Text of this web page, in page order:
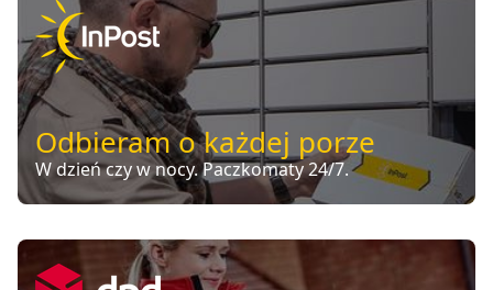
Odbieram o każdej porze
W dzień czy w nocy. Paczkomaty 24/7.